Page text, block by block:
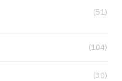
(51)
(104)
(30)